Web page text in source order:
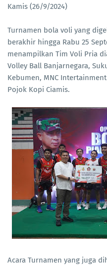
Kamis (26/9/2024)
Turnamen bola voli yang
berakhir hingga Rabu 25
menampilkan Tim Voli Pria
Volley Ball Banjarnegara,
Kebumen, MNC
Pojok Kopi Ciamis.
Acara Turnamen yang juga